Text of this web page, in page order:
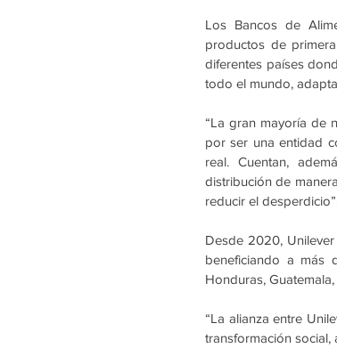
Los Bancos de
productos de
diferentes países
todo el mundo,
“La gran mayoría de
por ser una entidad
real. Cuentan,
distribución de
reducir el
Desde 2020,
beneficiando a más
Honduras,
“La alianza entre
transformación social,